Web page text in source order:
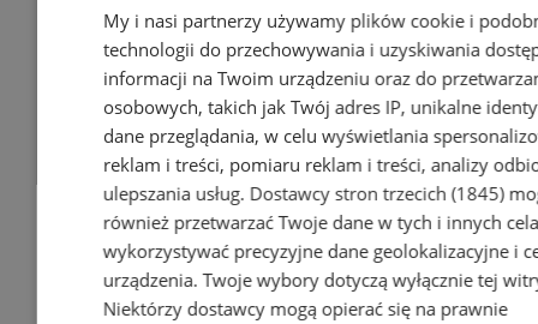
My i nasi partnerzy używamy plików cookie i
technologii do przechowywania i uzyskiwania
informacji na Twoim urządzeniu oraz do
osobowych, takich jak Twój adres IP, unikalne
dane przeglądania, w celu wyświetlania
reklam i treści, pomiaru reklam i treści, analizy
ulepszania usług. Dostawcy stron trzecich (1845)
również przetwarzać Twoje dane w tych i innych
wykorzystywać precyzyjne dane geolokalizacyjne i
urządzenia. Twoje wybory dotyczą wyłącznie tej
Niektórzy dostawcy mogą opierać się na prawnie